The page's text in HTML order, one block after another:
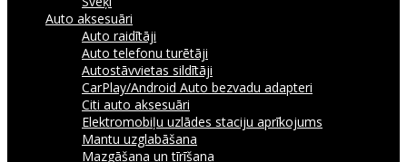
Auto aksesuāri
Auto raidītāji
Auto telefonu turētāji
Autostāvvietas sildītāji
CarPlay/Android Auto bezvadu adapteri
Citi auto aksesuāri
Elektromobiļu uzlādes staciju aprīkojums
Mantu uzglabāšana
Mazgāšana un tīrīšana